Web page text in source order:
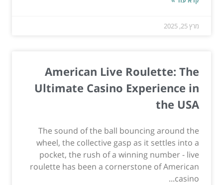
מרץ 25, 2025
American Live Roulette: The
Ultimate Casino Experience in
the USA
The sound of the ball bouncing around the
wheel, the collective gasp as it settles into a
pocket, the rush of a winning number - live
roulette has been a cornerstone of American
casino...